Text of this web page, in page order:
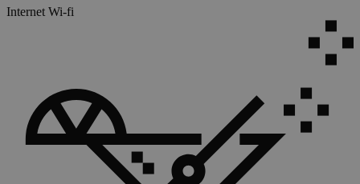
Internet Wi-fi